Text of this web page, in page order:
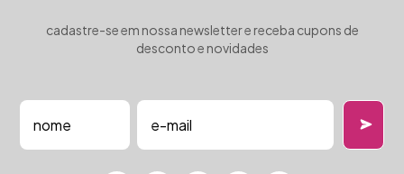
cadastre-se em nossa newsletter e receba cupons de
desconto e novidades